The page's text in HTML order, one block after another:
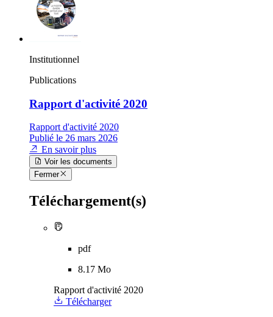
Institutionnel
Publications
Rapport d'activité 2020
Rapport d'activité 2020
Publié le 26 mars 2026
En savoir plus
Voir les documents
Fermer
Téléchargement(s)
pdf
8.17 Mo
Rapport d'activité 2020
Télécharger